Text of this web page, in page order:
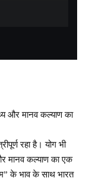
और मानव कल्याण का
रहा है। योग भी
मानव कल्याण का एक
के भाव के साथ भारत